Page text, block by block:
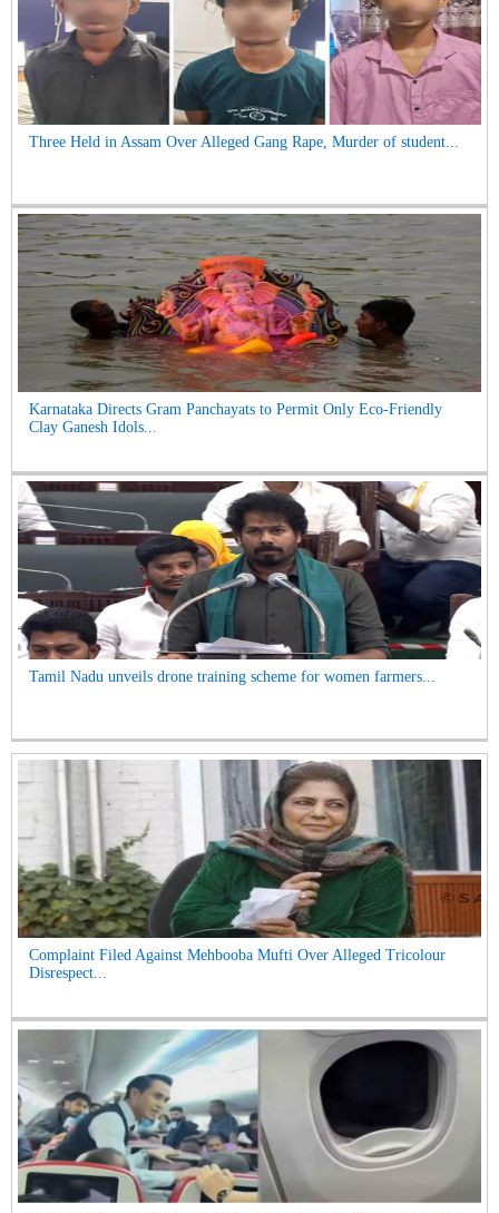
Three Held in Assam Over Alleged Gang Rape, Murder of student...
Karnataka Directs Gram Panchayats to Permit Only Eco-Friendly
Clay Ganesh Idols...
Tamil Nadu unveils drone training scheme for women farmers...
Complaint Filed Against Mehbooba Mufti Over Alleged Tricolour
Disrespect...